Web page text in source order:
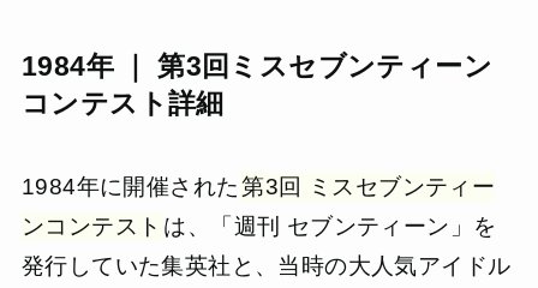
1984年 ｜ 第3回ミスセブンティーン
コンテスト詳細
1984年に開催された 第3回 ミスセブンティー
ンコンテスト は、「週刊 セブンティーン」を
発行していた集英社と、当時の大人気アイドル